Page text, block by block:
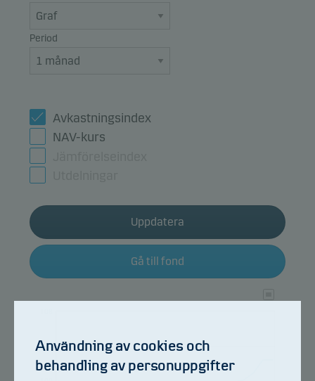
Period
Avkastningsindex
NAV-kurs
Uppdatera
Gå till fond
104
Användning av cookies och
behandling av personuppgifter